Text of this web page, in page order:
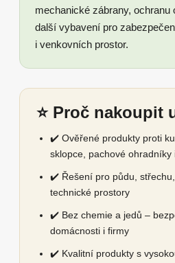
mechanické zábrany, ochranu
další vybavení pro
i venkovních prostor.
⭐ Proč nakoupit
✔️ Ověřené produkty proti
sklopce, pachové
✔️ Řešení pro půdu,
technické prostory
✔️ Bez chemie a jedů –
domácnosti i firmy
✔️ Kvalitní produkty s